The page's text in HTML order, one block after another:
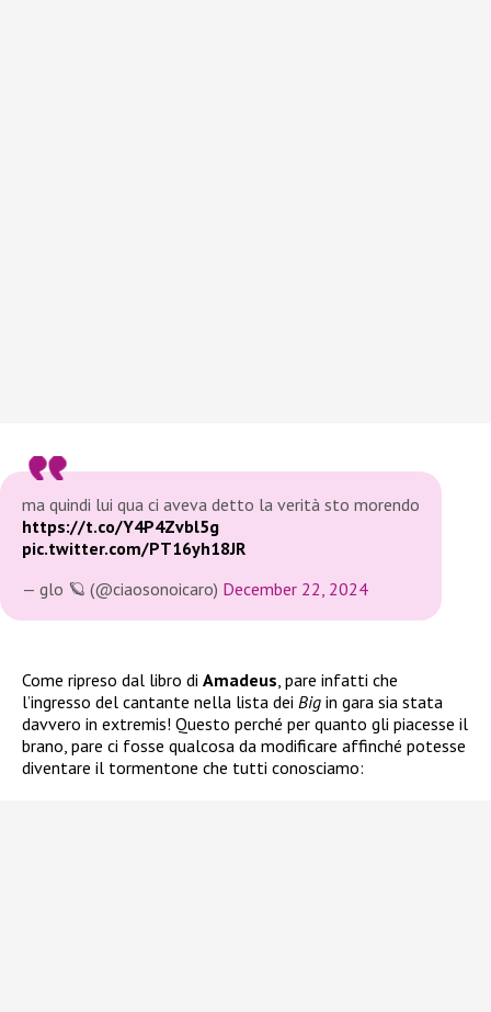
ma quindi lui qua ci aveva detto la verità sto morendo
https://t.co/Y4P4Zvbl5g
pic.twitter.com/PT16yh18JR
— glo 🪐 (@ciaosonoicaro) December 22, 2024
Come ripreso dal libro di Amadeus , pare infatti che
l’ingresso del cantante nella lista dei Big in gara sia stata
davvero in extremis! Questo perché per quanto gli piacesse il
brano, pare ci fosse qualcosa da modificare affinché potesse
diventare il tormentone che tutti conosciamo: